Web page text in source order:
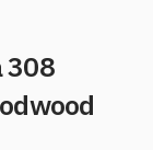
308